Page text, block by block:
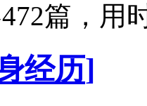
篇，用
经历]